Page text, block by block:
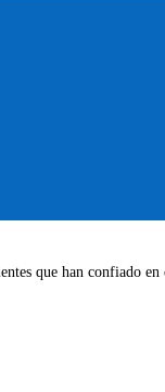
que han confiado en